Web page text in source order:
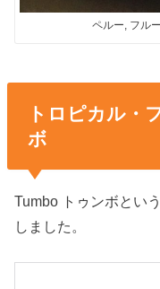
ペルー, フル
トロピカル・
ボ
Tumbo トゥンボとい
しました。